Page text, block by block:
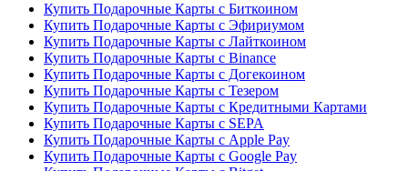
Купить Подарочные Карты с Биткоином
Купить Подарочные Карты с Эфириумом
Купить Подарочные Карты с Лайткоином
Купить Подарочные Карты с Binance
Купить Подарочные Карты с Догекоином
Купить Подарочные Карты с Тезером
Купить Подарочные Карты с Кредитными Картами
Купить Подарочные Карты с SEPA
Купить Подарочные Карты с Apple Pay
Купить Подарочные Карты с Google Pay